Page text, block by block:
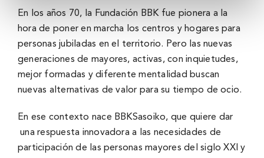
En los años 70, la Fundación BBK fue pionera a la
hora de poner en marcha los centros y hogares para
personas jubiladas en el territorio. Pero las nuevas
generaciones de mayores, activas, con inquietudes,
mejor formadas y diferente mentalidad buscan
nuevas alternativas de valor para su tiempo de ocio.
En ese contexto nace BBKSasoiko, que quiere dar
una respuesta innovadora a las necesidades de
participación de las personas mayores del siglo XXI y